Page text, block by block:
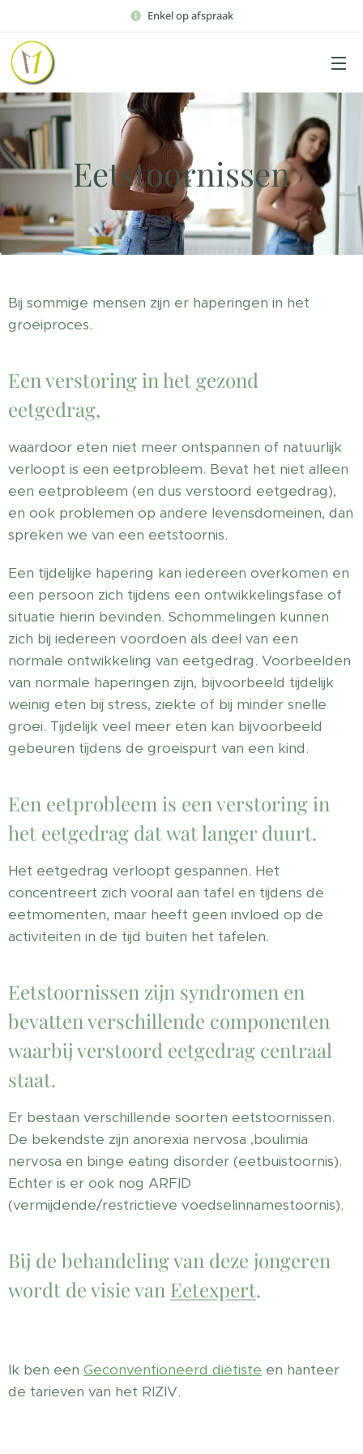
Enkel op afspraak
Eetstoornissen
Bij sommige mensen zijn er haperingen in het
groeiproces.
Een verstoring in het gezond
eetgedrag,
waardoor eten niet meer ontspannen of natuurlijk
verloopt is een eetprobleem. Bevat het niet alleen
een eetprobleem (en dus verstoord eetgedrag),
en ook problemen op andere levensdomeinen, dan
spreken we van een eetstoornis.
Een tijdelijke hapering kan iedereen overkomen en
een persoon zich tijdens een ontwikkelingsfase of
situatie hierin bevinden. Schommelingen kunnen
zich bij iedereen voordoen als deel van een
normale ontwikkeling van eetgedrag. Voorbeelden
van normale haperingen zijn, bijvoorbeeld tijdelijk
weinig eten bij stress, ziekte of bij minder snelle
groei. Tijdelijk veel meer eten kan bijvoorbeeld
gebeuren tijdens de groeispurt van een kind.
Een eetprobleem is een verstoring in
het eetgedrag dat wat langer duurt.
Het eetgedrag verloopt gespannen. Het
concentreert zich vooral aan tafel en tijdens de
eetmomenten, maar heeft geen invloed op de
activiteiten in de tijd buiten het tafelen.
Eetstoornissen zijn syndromen en
bevatten verschillende componenten
waarbij verstoord eetgedrag centraal
staat.
Er bestaan verschillende soorten eetstoornissen.
De bekendste zijn anorexia nervosa ,boulimia
nervosa en binge eating disorder (eetbuistoornis).
Echter is er ook nog ARFID
(vermijdende/restrictieve voedselinnamestoornis).
Bij de behandeling van deze jongeren
wordt de visie van Eetexpert.
Ik ben een Geconventioneerd diëtiste en hanteer
de tarieven van het RIZIV.